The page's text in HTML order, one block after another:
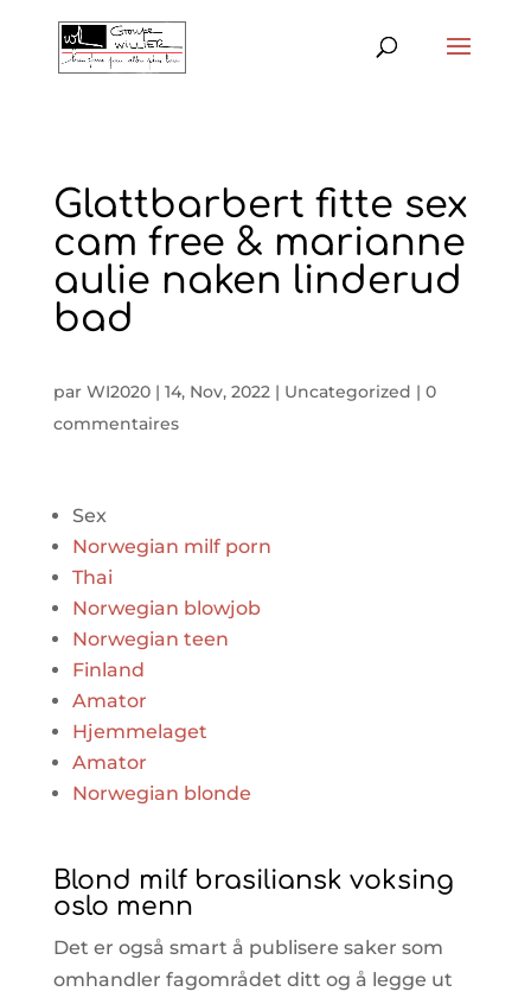
Glattbarbert fitte sex
cam free & marianne
aulie naken linderud
bad
par WI2020| 14, Nov, 2022| Uncategorized | 0
commentaires
Sex
Norwegian milf porn
Thai
Norwegian blowjob
Norwegian teen
Finland
Amator
Hjemmelaget
Amator
Norwegian blonde
Blond milf brasiliansk voksing
oslo menn
Det er også smart å publisere saker som
omhandler fagområdet ditt og å legge ut